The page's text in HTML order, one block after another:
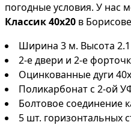
погодные условия. У нас
Классик 40х20 в
Ширина 3 м. Высота
2-е двери и 2-е
Оцинкованные дуги
Поликарбонат с 2-ой
Болтовое соединение
5 шт. горизонтальных